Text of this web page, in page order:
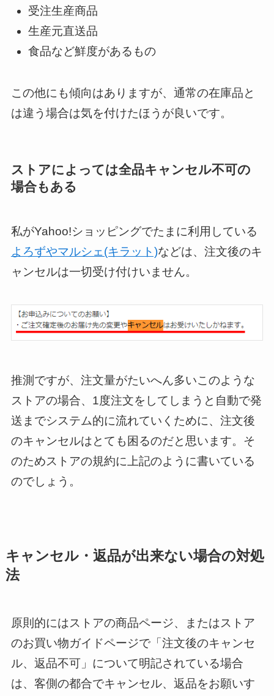
受注生産商品
生産元直送品
食品など鮮度があるもの
この他にも傾向はありますが、通常の在庫品と
は違う場合は気を付けたほうが良いです。
ストアによっては全品キャンセル不可の
場合もある
私がYahoo!ショッピングでたまに利用している
よろずやマルシェ(キラット)などは、注文後のキ
ャンセルは一切受け付けいません。
推測ですが、注文量がたいへん多いこのような
ストアの場合、1度注文をしてしまうと自動で発
送までシステム的に流れていくために、注文後
のキャンセルはとても困るのだと思います。そ
のためストアの規約に上記のように書いている
のでしょう。
キャンセル・返品が出来ない場合の対処
法
原則的にはストアの商品ページ、またはストア
のお買い物ガイドページで「注文後のキャンセ
ル、返品不可」について明記されている場合
は、客側の都合でキャンセル、返品をお願いす